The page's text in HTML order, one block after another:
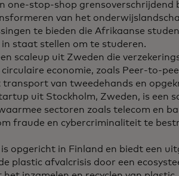
a new tab
one-stop-shop
van het
te bieden die Afrikaanse
staat stellen om te studeren.
a new tab
scaleup uit Zweden die
economie, zoals Peer-to-
transport van tweedehands en
new tabuit Stockholm, Zweden, is een
sectoren zoals telecom en
fraude en cybercriminaliteit te
in a new tab
is opgericht in Finland en biedt een
plastic afvalcrisis door een